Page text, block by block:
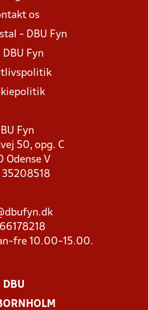
os
- DBU Fyn
DBU Fyn
Fyn
50, opg. C
Odense V
35208518
66178218
fre 10.00-15.00.
DBU